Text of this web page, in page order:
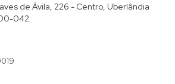
de Ávila, 226 - Centro, Uberlândia
042